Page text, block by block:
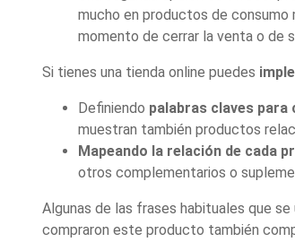
mucho en productos de consumo
momento de cerrar la venta o
Si tienes una tienda online puedes
Definiendo palabras claves para
muestran también productos
Mapeando la relación de cada
otros complementarios o
Algunas de las frases habituales que
compraron este producto también